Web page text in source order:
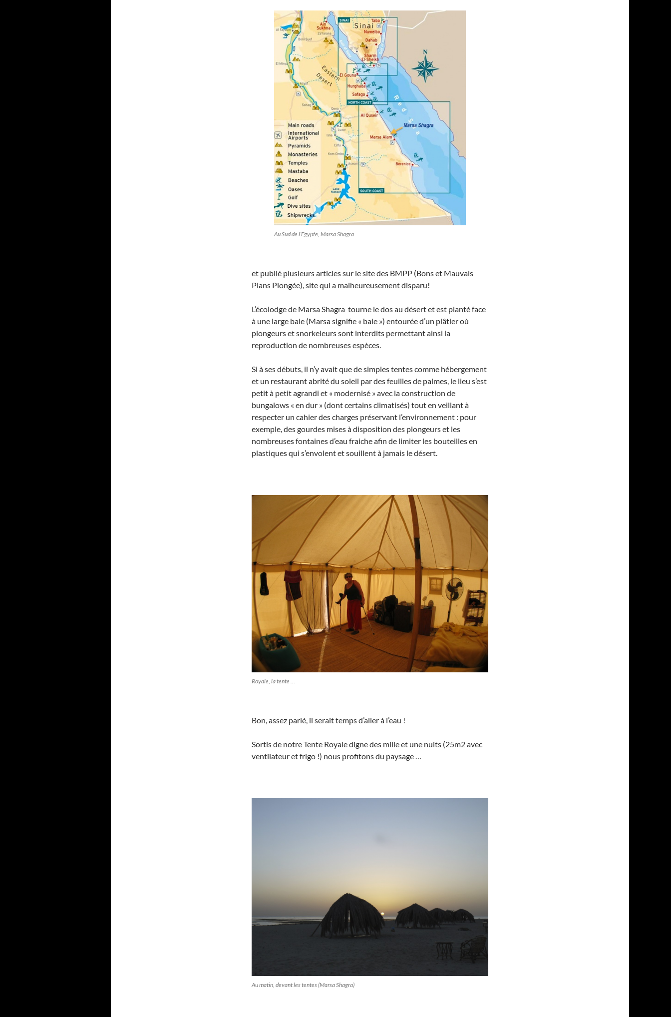
Au Sud de l’Egypte, Marsa Shagra
et publié plusieurs articles sur le site des BMPP (Bons et Mauvais
Plans Plongée), site qui a malheureusement disparu!
L’écolodge de Marsa Shagra tourne le dos au désert et est planté face
à une large baie (Marsa signifie « baie ») entourée d’un plâtier où
plongeurs et snorkeleurs sont interdits permettant ainsi la
reproduction de nombreuses espèces.
Si à ses débuts, il n’y avait que de simples tentes comme hébergement
et un restaurant abrité du soleil par des feuilles de palmes, le lieu s’est
petit à petit agrandi et « modernisé » avec la construction de
bungalows « en dur » (dont certains climatisés) tout en veillant à
respecter un cahier des charges préservant l’environnement : pour
exemple, des gourdes mises à disposition des plongeurs et les
nombreuses fontaines d’eau fraiche afin de limiter les bouteilles en
plastiques qui s’envolent et souillent à jamais le désert.
Royale, la tente …
Bon, assez parlé, il serait temps d’aller à l’eau !
Sortis de notre Tente Royale digne des mille et une nuits (25m2 avec
ventilateur et frigo !) nous profitons du paysage …
Au matin, devant les tentes (Marsa Shagra)